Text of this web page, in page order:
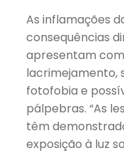
As inflamações
consequências
apresentam
lacrimejamento,
fotofobia e
pálpebras. “As
têm
exposição à luz